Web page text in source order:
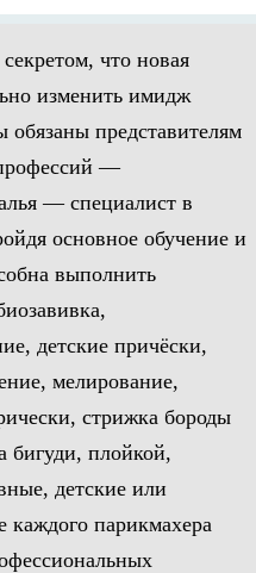
что новая
изменить имидж
представителям
—
— специалист в
основное обучение и
выполнить
детские причёски,
мелирование,
стрижка бороды
бигуди, плойкой,
детские или
каждого парикмахера